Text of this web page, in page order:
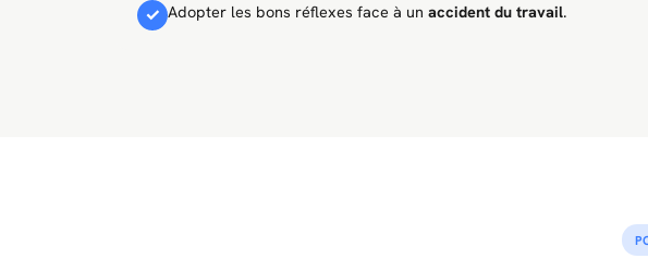
✓ Adopter les bons réflexes face à un accident du travail.